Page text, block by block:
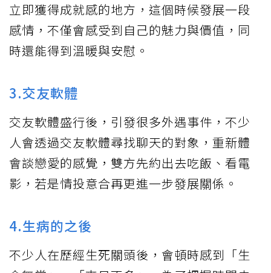
立即獲得成就感的地方，這個時候發展一段
感情，不僅會感受到自己的魅力與價值，同
時還能得到溫暖與安慰。
3.交友軟體
交友軟體盛行後，引發很多外遇事件，不少
人會透過交友軟體尋找聊天的對象，重新體
會談戀愛的感覺，雙方先約出去吃飯、看電
影，若是情投意合再更進一步發展關係。
4.生病的之後
不少人在歷經生死關頭後，會頓時感到「生